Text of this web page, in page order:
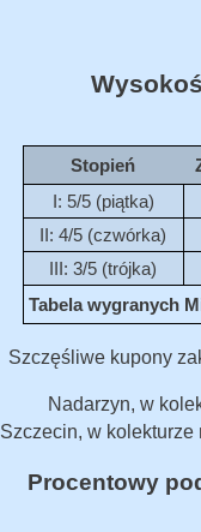
Stopień
I: 5/5 (piątka)
II: 4/5 (czwórka)
III: 3/5 (trójka)
Tabela wygranych
Szczęśliwe kupony
Nadarzyn, w
Szczecin, w kolekturze
Procentowy